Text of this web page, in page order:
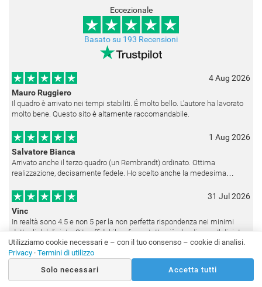
Eccezionale
Basato su 193 Recensioni
4 Aug 2026
Mauro Ruggiero
Il quadro è arrivato nei tempi stabiliti. É molto bello. L'autore ha lavorato
molto bene. Questo sito è altamente raccomandabile.
1 Aug 2026
Salvatore Bianca
Arrivato anche il terzo quadro (un Rembrandt) ordinato. Ottima
realizzazione, decisamente fedele. Ho scelto anche la medesima
appesi
31 Jul 2026
Vinc
In realtà sono 4.5 e non 5 per la non perfetta rispondenza nei minimi
dettagli del dipinto. Sito affidabile e fanno tutto ciò che dicono. Il dipinto,
da quando è stato spedito, è giunto in poco tempo e tr
Utilizziamo cookie necessari e – con il tuo consenso – cookie di analisi.
Privacy · Termini di utilizzo
Solo necessari
Accetta tutti